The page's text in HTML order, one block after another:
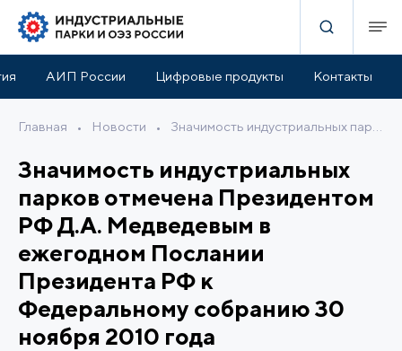
АИП России Цифровые продукты Контакты
Главная • Новости •
Значимость индустриальных
парков отмечена Президентом
РФ Д.А. Медведевым в
ежегодном Послании
Президента РФ к
Федеральному собранию 30
ноября 2010 года